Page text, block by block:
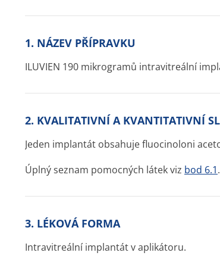
1. NÁZEV PŘÍPRAVKU
ILUVIEN 190 mikrogramů intravitreální
2. KVALITATIVNÍ A KVANTITATIVNÍ
Jeden implantát obsahuje fluocinoloni
Úplný seznam pomocných látek viz bod 6.1.
3. LÉKOVÁ FORMA
Intravitreální implantát v aplikátoru.